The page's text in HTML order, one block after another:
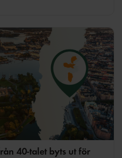
40-talet byts ut för